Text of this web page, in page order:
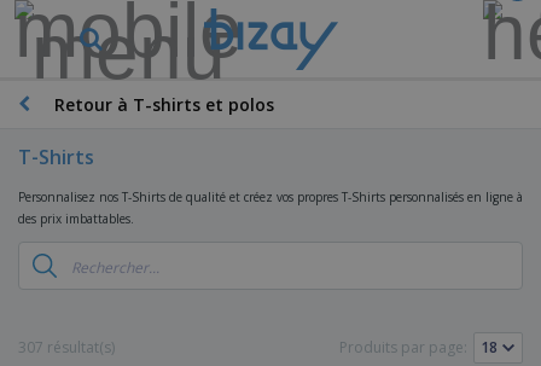
Retour à T-shirts et polos
T-Shirts
Personnalisez nos T-Shirts de qualité et créez vos propres T-Shirts personnalisés en ligne à
des prix imbattables.
307 résultat(s) Produits par page: